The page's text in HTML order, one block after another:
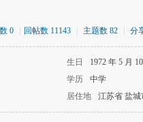
0 回帖数 11143 主题数 82 分
生日
1972 年 5 月
学历
中学
居住地 江苏省 盐